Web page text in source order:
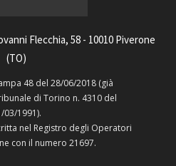
Flecchia, 58 - 10010 Piverone
(TO)
48 del 28/06/2018 (già
di Torino n. 4310 del
03/1991).
nel Registro degli Operatori
con il numero 21697.